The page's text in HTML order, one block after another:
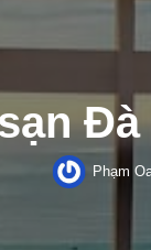
Phạm